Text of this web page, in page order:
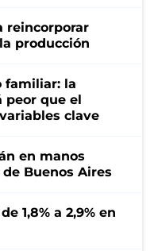
reincorporar
producción
familiar: la
peor que el
clave
en manos
Buenos Aires
1,8% a 2,9% en